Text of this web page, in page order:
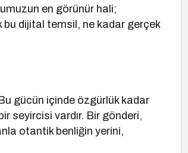
en görünür hali;
bu dijital temsil, ne kadar gerçek
gücün içinde özgürlük kadar
seyircisi vardır. Bir gönderi,
otantik benliğin yerini,